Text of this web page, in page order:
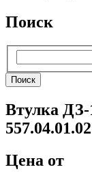
Поиск
Поиск
Втулка ДЗ-
Цена от